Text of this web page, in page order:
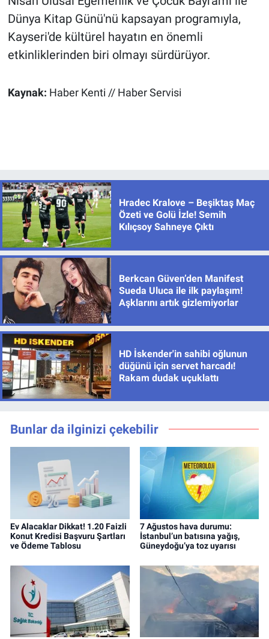
Dünya Kitap Günü'nü kapsayan programıyla,
Kayseri'de kültürel hayatın en önemli
etkinliklerinden biri olmayı sürdürüyor.
Kaynak: Haber Kenti // Haber Servisi
Hradec Kralove – Beşiktaş Maç
Özeti ve Golü İzle! Semih
Kılıçsoy Sahneye Çıktı
Berkcan Güven’den Manifest
Sueda Uluca ile ilk paylaşım!
Aşklarını artık gizlemiyorlar
HD İskender'in sahibi oğlunun
düğünü için servet harcadı!
Rakam dudak uçuklattı
Bunlar da ilginizi çekebilir
Ev Alacaklar Dikkat! 1.20 Faizli
Konut Kredisi Başvuru Şartları
ve Ödeme Tablosu
7 Ağustos hava durumu:
İstanbul’un batısına yağış,
Güneydoğu’ya toz uyarısı